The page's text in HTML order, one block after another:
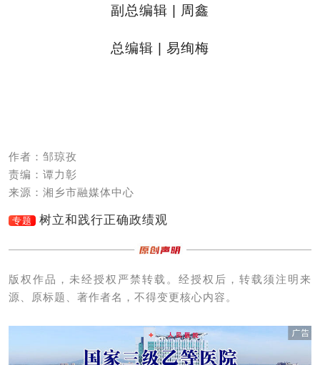
副总编辑 | 周鑫
总编辑 | 易绚梅
作者：邹琼孜
责编：谭力彰
来源：湘乡市融媒体中心
专题 树立和践行正确政绩观
版权作品，未经授权严禁转载。经授权后，转载须注明来
源、原标题、著作者名，不得变更核心内容。